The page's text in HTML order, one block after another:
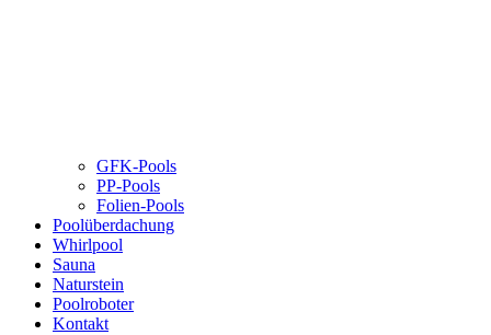
GFK-Pools
PP-Pools
Folien-Pools
Poolüberdachung
Whirlpool
Sauna
Naturstein
Poolroboter
Kontakt